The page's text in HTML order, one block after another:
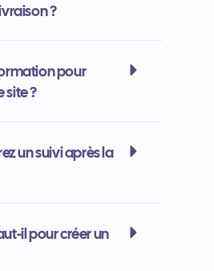
?
pour
site ?
un suivi après la
il pour créer un